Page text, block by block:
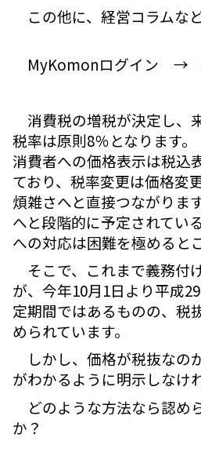
この他に、経営コラムな
MyKomonログイン →
消費税の増税が決定し、
税率は原則8％となります。
消費者への価格表示は税込
ており、税率変更は価格変
煩雑さへと直接つながりま
へと段階的に予定されてい
への対応は困難を極めると
そこで、これまで義務付
が、今年10月1日より平成
定期間ではあるものの、税
められています。
しかし、価格が税抜なの
がわかるように明示しなけ
どのような方法なら認め
か？